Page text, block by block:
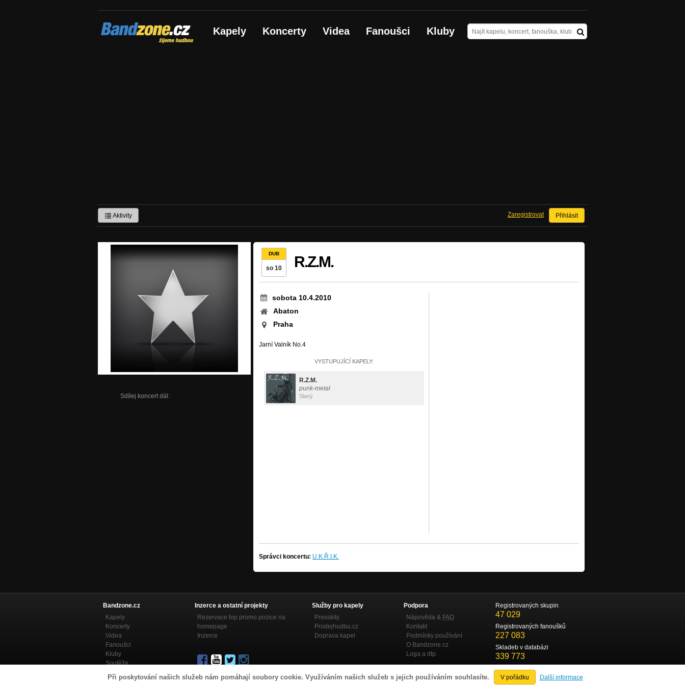
Při poskytování našich služeb nám pomáhají soubory cookie. Využíváním našich služeb s jejich používáním souhlasíte. V pořádku Další informace
Bandzone.cz
žijeme hudbou Kapely Koncerty Videa Fanoušci Kluby
Aktivity Přihlásit
Zaregistrovat
Sdílej koncert dál:
DUB
so 10 R.Z.M.
sobota 10.4.2010
Abaton
Praha
Jarní Valník No.4
VYSTUPUJÍCÍ KAPELY:
R.Z.M.
punk-metal
Slaný
Správci koncertu: U.K.Ř.I.K.
Bandzone.cz
Kapely
Koncerty
Videa
Fanoušci
Kluby
Soutěže
Bandzone.cz blog
Inzerce a ostatní projekty
Rezervace top promo pozice na
homepage
Inzerce
Služby pro kapely
Presskity
Prodejhudbu.cz
Doprava kapel
Podpora
Nápověda & FAQ
Kontakt
Podmínky používání
O Bandzone.cz
Loga a dtp.
Registrovaných skupin
47 029
Registrovaných fanoušků
227 083
Skladeb v databázi
339 773